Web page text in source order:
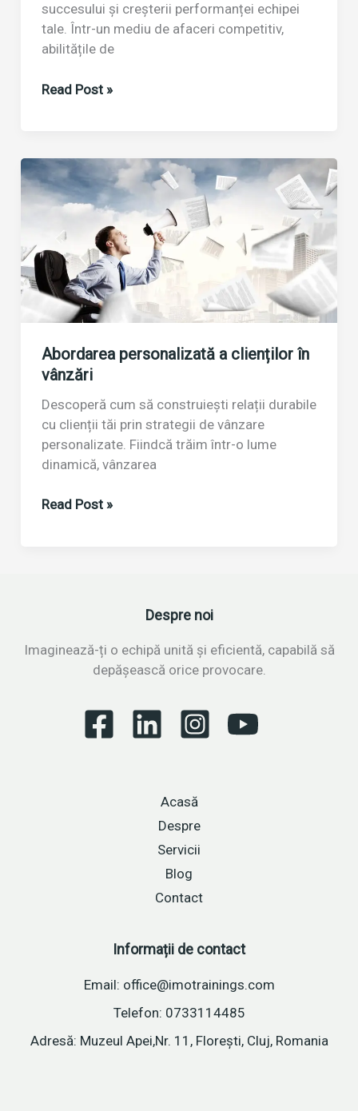
succesului și creșterii performanței echipei
tale. Într-un mediu de afaceri competitiv,
abilitățile de
De
nevoie
de
cursuri
de
vânzări?
Read Post »
Abordarea personalizată a clienților în
vânzări
Descoperă cum să construiești relații durabile
cu clienții tăi prin strategii de vânzare
personalizate. Fiindcă trăim într-o lume
dinamică, vânzarea
Abordarea
Read Post »
Despre noi
Imaginează-ți o echipă unită și eficientă, capabilă să
depășească orice provocare.
Acasă
Despre
Servicii
Blog
Contact
Informații de contact
Email: office@imotrainings.com
Telefon: 0733114485
Adresă: Muzeul Apei,Nr. 11, Florești, Cluj, Romania